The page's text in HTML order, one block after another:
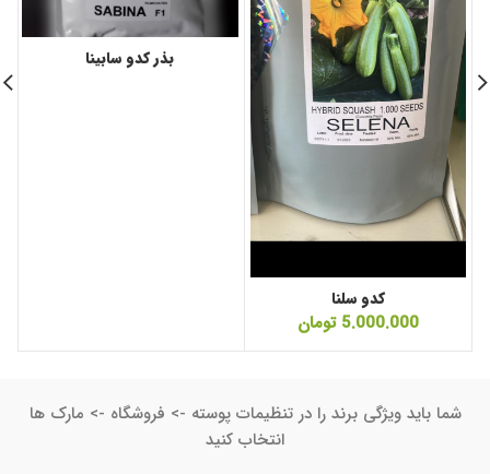
کدو سلنا
5.000.000 تومان
بذر کدو سابینا
شما باید ویژگی برند را در تنظیمات پوسته -> فروشگاه -> مارک ها
انتخاب کنید